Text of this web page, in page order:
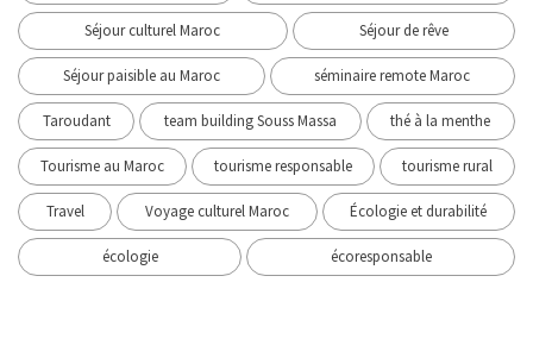
Séjour culturel Maroc Séjour de rêve
Séjour paisible au Maroc séminaire remote Maroc
Taroudant team building Souss Massa thé à la menthe
Tourisme au Maroc tourisme responsable tourisme rural
Travel Voyage culturel Maroc Écologie et durabilité
écologie écoresponsable